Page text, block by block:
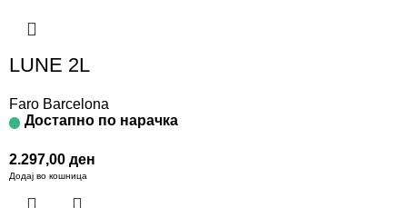
LUNE 2L
Faro Barcelona
Достапно по нарачка
2.297,00 ден
Додај во кошница